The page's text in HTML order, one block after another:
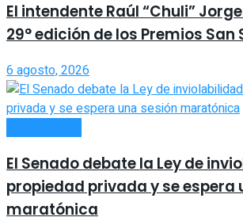
El intendente Raúl “Chuli”
29° edición de los Premios San
6 agosto, 2026
El Senado debate la Ley de
propiedad privada y se espera
maratónica